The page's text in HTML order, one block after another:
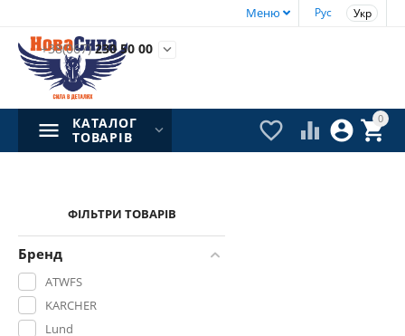
Рус Укр
Меню
+38(067)230 50 00 
0


 
КАТАЛОГ
ТОВАРІВ
ФІЛЬТРИ ТОВАРІВ
Бренд
ATWFS
KARCHER
Lund